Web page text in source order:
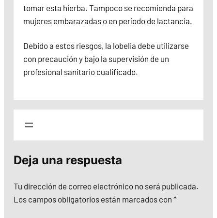
tomar esta hierba. Tampoco se recomienda para
mujeres embarazadas o en período de lactancia.
Debido a estos riesgos, la lobelia debe utilizarse
con precaución y bajo la supervisión de un
profesional sanitario cualificado.
Deja una respuesta
Tu dirección de correo electrónico no será publicada.
Los campos obligatorios están marcados con *